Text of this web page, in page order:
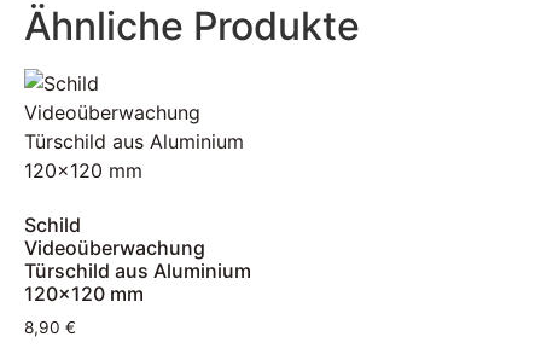
Ähnliche Produkte
Schild
Videoüberwachung
Türschild aus Aluminium
120×120 mm
8,90 €